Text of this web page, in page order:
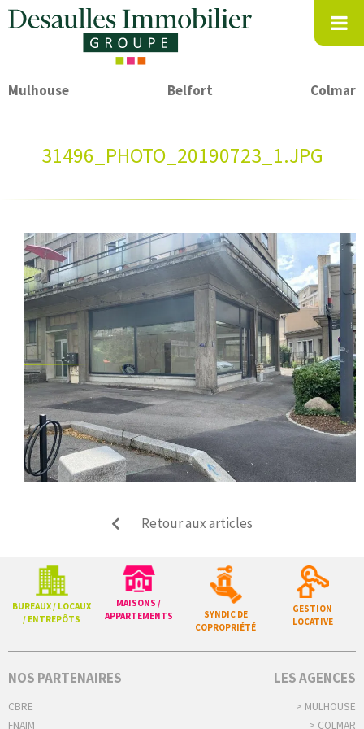
Mulhouse Belfort Colmar
31496_PHOTO_20190723_1.JPG
Retour aux articles
BUREAUX / LOCAUX
/ ENTREPÔTS
MAISONS /
APPARTEMENTS
SYNDIC DE
COPROPRIÉTÉ
GESTION
LOCATIVE
NOS PARTENAIRES
CBRE
FNAIM
LES AGENCES
> MULHOUSE
> COLMAR